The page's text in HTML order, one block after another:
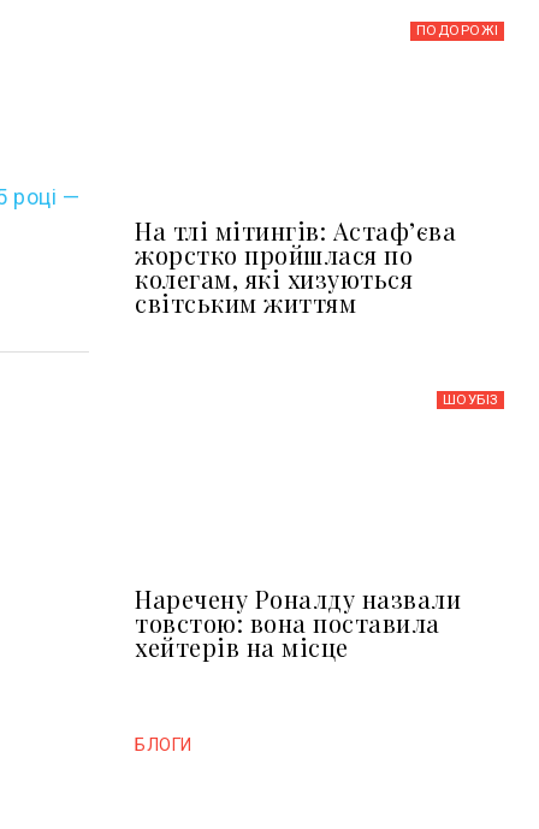
році —
ПОДОРОЖІ
На тлі мітингів: Астафʼєва
жорстко пройшлася по
колегам, які хизуються
світським життям
ШОУБIЗ
Наречену Роналду назвали
товстою: вона поставила
хейтерів на місце
БЛОГИ